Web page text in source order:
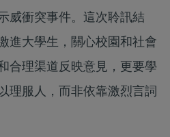
威衝突事件。這次聆訊結
進大學生，關心校園和社會
合理渠道反映意見，更要學
理服人，而非依靠激烈言詞